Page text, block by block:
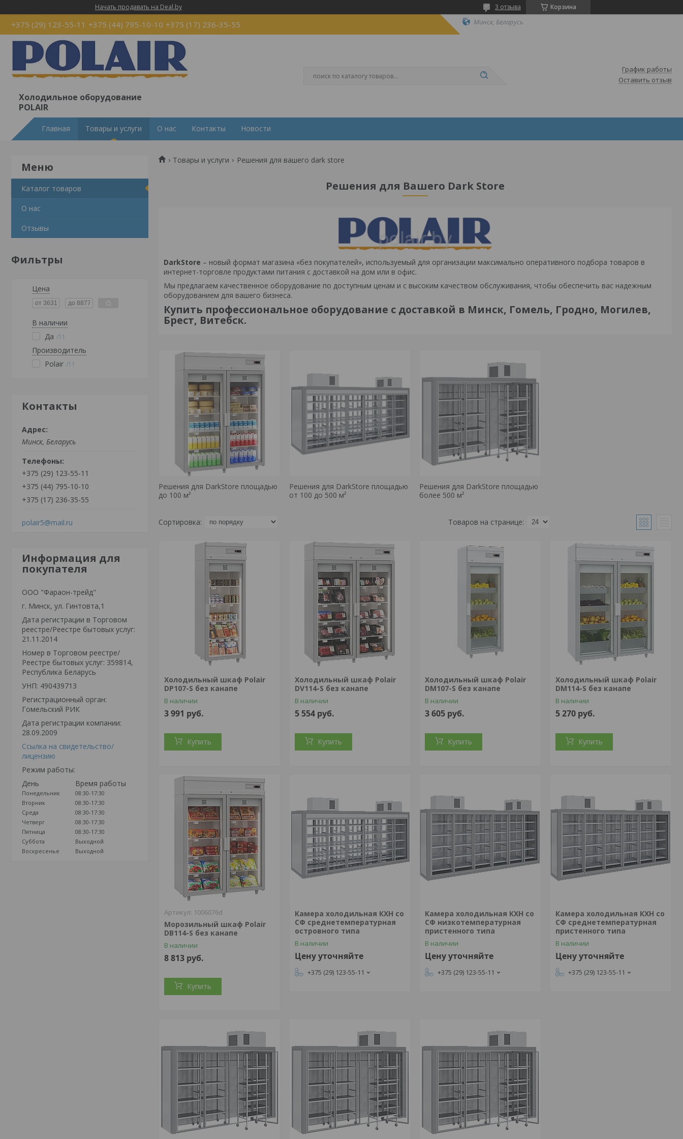
Начать продавать на Deal.by Корзина
3 отзыва
+375 (29) 123-55-11 +375 (44) 795-10-10 +375 (17) 236-35-55 Минск, Беларусь
Холодильное оборудование
POLAIR
График работы
Оставить отзыв
Главная Товары и услуги О нас Контакты Новости
Каталог товаров
О нас
Отзывы
Фильтры
Цена
В наличии
Да
11
Производитель
Polair 11
Контакты
Минск, Беларусь
+375 (29) 123-55-11
+375 (44) 795-10-10
+375 (17) 236-35-55
polair5@mail.ru
Информация для
покупателя
OOO "Фараон-трейд"
г. Минск, ул. Гинтовта,1
Дата регистрации в Торговом
реестре/Реестре бытовых услуг:
21.11.2014
Номер в Торговом реестре/
Реестре бытовых услуг: 359814,
Республика Беларусь
УНП: 490439713
Регистрационный орган:
Гомельский РИК
Дата регистрации компании:
28.09.2009
Ссылка на свидетельство/
лицензию
Режим работы:
День
Время работы
Понедельник
08:30-17:30
Вторник
08:30-17:30
Среда
08:30-17:30
Четверг
08:30-17:30
Пятница
08:30-17:30
Суббота
Выходной
Воскресенье
Выходной
Товары и услуги Решения для вашего dark store
Решения для Вашего Dark Store
DarkStore – новый формат магазина «без покупателей», используемый для организации максимально оперативного подбора товаров в
интернет-торговле продуктами питания с доставкой на дом или в офис.
Мы предлагаем качественное оборудование по доступным ценам и с высоким качеством обслуживания, чтобы обеспечить вас надежным
оборудованием для вашего бизнеса.
Купить профессиональное оборудование с доставкой в Минск, Гомель, Гродно, Могилев,
Брест, Витебск.
Решения для DarkStore площадью
до 100 м²
Решения для DarkStore площадью
от 100 до 500 м²
Решения для DarkStore площадью
более 500 м²
Холодильный шкаф Polair
DР107-S без канапе
В наличии
3 991 руб.
Купить
Холодильный шкаф Polair
DV114-S без канапе
В наличии
5 554 руб.
Купить
Холодильный шкаф Polair
DM107-S без канапе
В наличии
3 605 руб.
Купить
Холодильный шкаф Polair
DM114-S без канапе
В наличии
5 270 руб.
Купить
1006076d
Морозильный шкаф Polair
DB114-S без канапе
В наличии
8 813 руб.
Купить
Камера холодильная КХН со
СФ среднетемпературная
островного типа
В наличии
Цену уточняйте
+375 (29) 123-55-11
Камера холодильная КХН со
СФ низкотемпературная
пристенного типа
В наличии
Цену уточняйте
+375 (29) 123-55-11
Камера холодильная КХН со
СФ среднетемпературная
пристенного типа
В наличии
Цену уточняйте
+375 (29) 123-55-11